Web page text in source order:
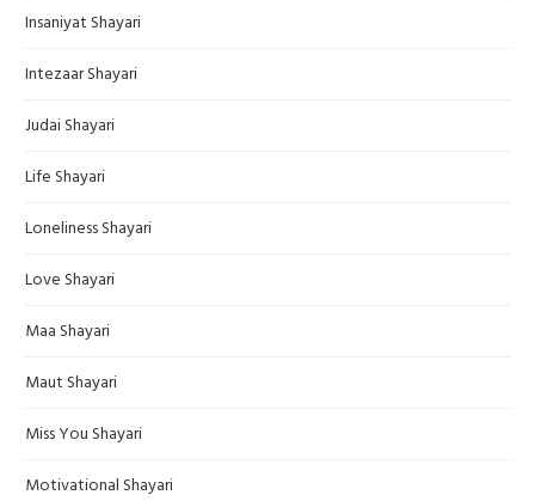
Insaniyat Shayari
Intezaar Shayari
Judai Shayari
Life Shayari
Loneliness Shayari
Love Shayari
Maa Shayari
Maut Shayari
Miss You Shayari
Motivational Shayari